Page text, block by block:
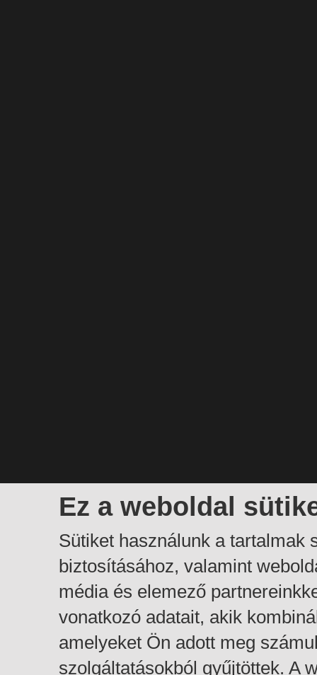
Ez a weboldal
Sütiket használunk a tartalmak
biztosításához, valamint
média és elemező
vonatkozó adatait, akik
amelyeket Ön adott meg
szolgáltatásokból gyűjtöttek. A